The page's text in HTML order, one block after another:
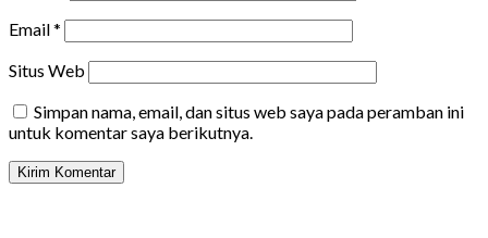
Email*
Situs Web
Simpan nama, email, dan situs web saya pada peramban ini
untuk komentar saya berikutnya.